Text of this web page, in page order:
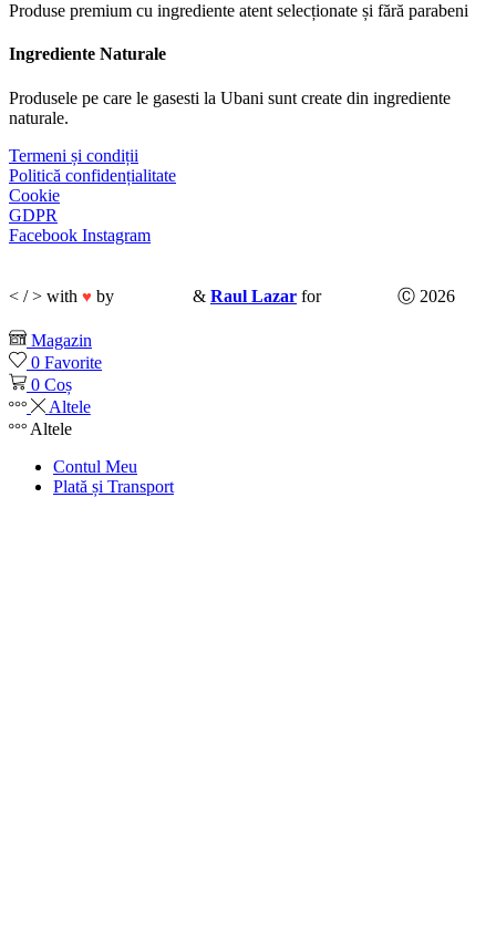
Produse premium cu ingrediente atent selecționate și fără parabeni
Ingrediente Naturale
Produsele pe care le gasesti la Ubani sunt create din ingrediente
naturale.​
Termeni și condiții
Politică confidențialitate
Cookie
GDPR
Facebook Instagram
< / > with ♥ by & Raul Lazar for Ⓒ 2026
Magazin
0 Favorite
0 Coș
Altele
Altele
Contul Meu
Plată și Transport